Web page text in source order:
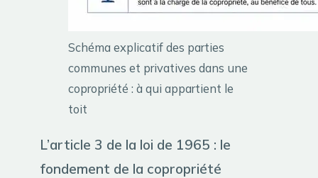
Schéma explicatif des parties
communes et privatives dans une
copropriété : à qui appartient le
toit
L’article 3 de la loi de 1965 : le
fondement de la copropriété